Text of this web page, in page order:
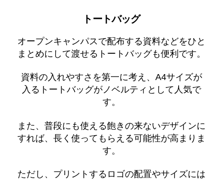
トートバッグ
オープンキャンパスで配布する資料などをひと
まとめにして渡せるトートバッグも便利です。
資料の入れやすさを第一に考え、A4サイズが
入るトートバッグがノベルティとして人気で
す。
また、普段にも使える飽きの来ないデザインに
すれば、長く使ってもらえる可能性が高まりま
す。
ただし、プリントするロゴの配置やサイズには